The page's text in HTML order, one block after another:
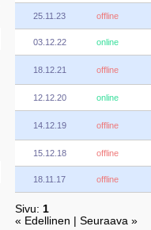
25.11.23 offline
03.12.22 online
18.12.21 offline
12.12.20 online
14.12.19 offline
15.12.18 offline
18.11.17 offline
Sivu: 1
« Edellinen | Seuraava »